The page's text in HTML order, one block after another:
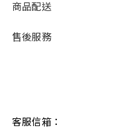
商品配送
售後服務
客服信箱：